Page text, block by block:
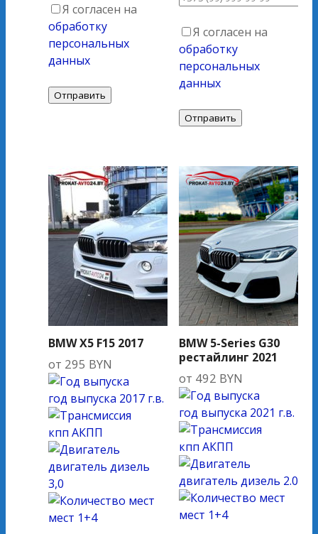
Я согласен на
обработку
персональных
данных
Я согласен на
обработку
персональных
данных
BMW X5 F15 2017
от 295 BYN
год выпуска 2017 г.в.
кпп АКПП
двигатель дизель
3,0
мест 1+4
BMW 5-Series G30
рестайлинг 2021
от 492 BYN
год выпуска 2021 г.в.
кпп АКПП
двигатель дизель 2.0
мест 1+4